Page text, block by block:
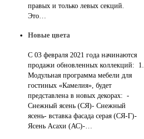
правых и только левых секций.
Это…
Новые цвета
С 03 февраля 2021 года начинаются
продажи обновленных коллекций: 1.
Модульная программа мебели для
гостиных «Камелия», будет
представлена в новых декорах: -
Снежный ясень (СЯ)- Снежный
ясень- вставка фасада серая (СЯ-Г)-
Ясень Асахи (АС)-…